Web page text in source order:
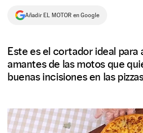
Añadir EL MOTOR en Google
Este es el cortador ideal para
amantes de las motos que
buenas incisiones en las